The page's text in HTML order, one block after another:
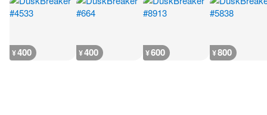
¥400 ¥400 ¥600 ¥800